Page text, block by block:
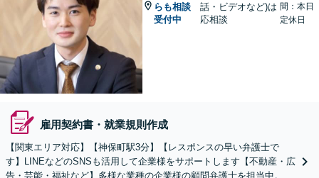
らも相談
受付中
話・ビデオなど)は
応相談
間：本日
定休日
雇用契約書・就業規則作成
【関東エリア対応】【神保町駅3分】【レスポンスの早い弁護士で
す】LINEなどのSNSも活用して企業様をサポートします【不動産・広
告・芸能・福祉など】多様な業種の企業様の顧問弁護士を担当中。時